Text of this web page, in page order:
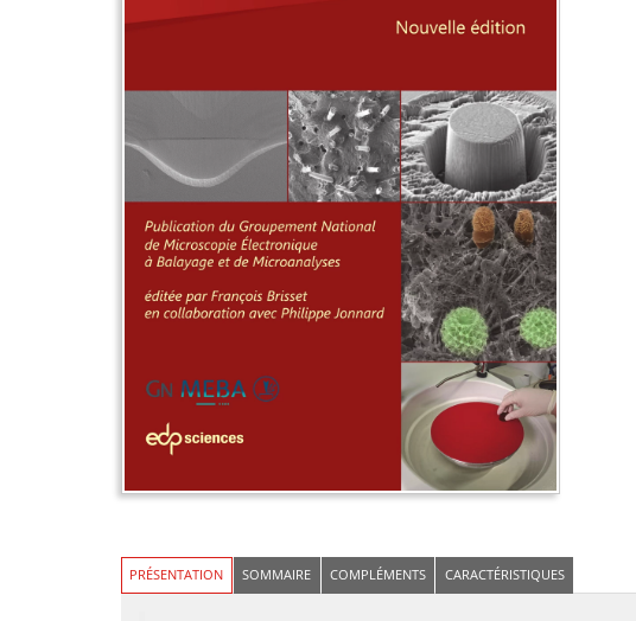
PRÉSENTATION SOMMAIRE COMPLÉMENTS CARACTÉRISTIQUES